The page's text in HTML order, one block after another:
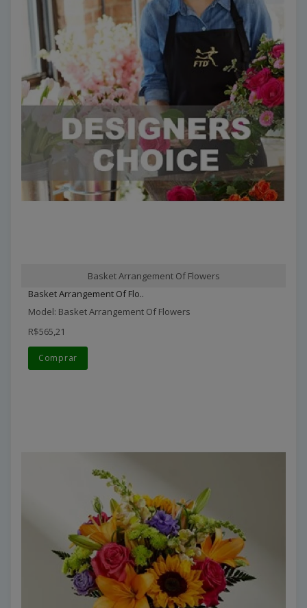
Basket Arrangement Of Flowers
Basket Arrangement Of Flo..
Model: Basket Arrangement Of Flowers
R$565,21
Comprar